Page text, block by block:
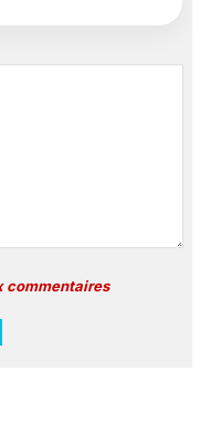
commentaires